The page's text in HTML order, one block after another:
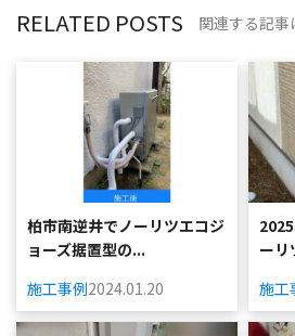
RELATED POSTS 関連する記事
柏市南逆井でノーリツエコジ
ョーズ据置型の...
施工事例2024.01.20
ーリ
施工